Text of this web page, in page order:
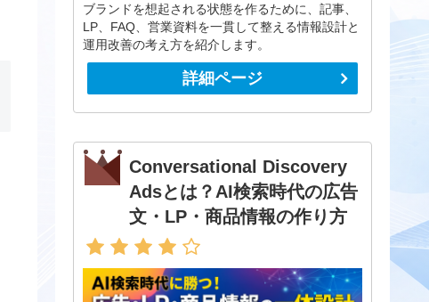
ブランドを想起される状態を作るために、記事、
LP、FAQ、営業資料を一貫して整える情報設計と
運用改善の考え方を紹介します。
詳細ページ
Conversational Discovery
Adsとは？AI検索時代の広告
文・LP・商品情報の作り方